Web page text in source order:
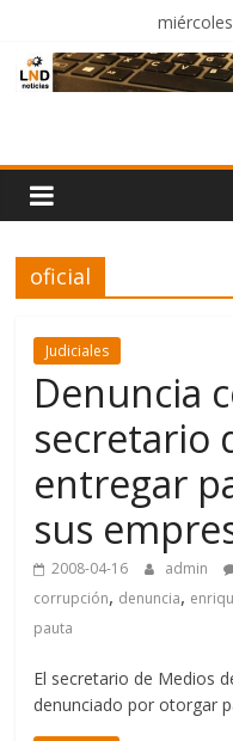
contenido
Noticias
oficial
Judiciales
Denuncia
secretario
entregar
sus
2008-04-16 admin
corrupción, denuncia,
pauta
El secretario de Medios
denunciado por otorgar